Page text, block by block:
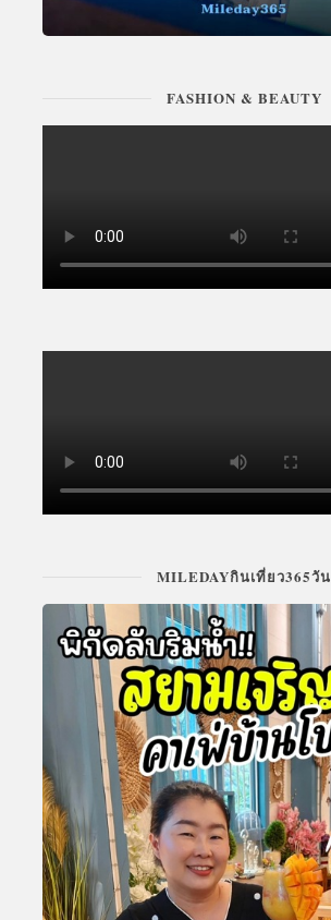
FASHION & BEAUTY
MILEDAYกินเที่ยว365วัน